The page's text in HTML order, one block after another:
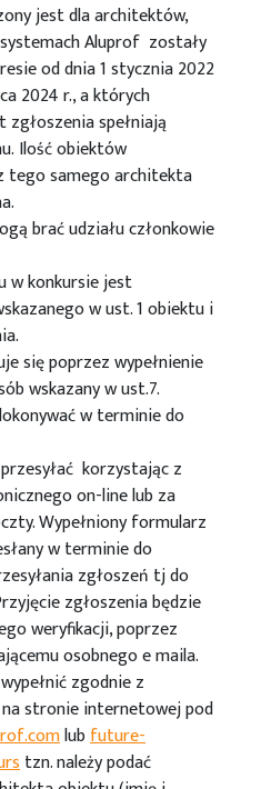
jest dla architektów,
Aluprof zostały
od dnia 1 stycznia 2022
2024 r., a których
spełniają
Ilość obiektów
tego samego architekta
brać udziału członkowie
w konkursie jest
w ust. 1 obiektu i
się poprzez wypełnienie
wskazany w ust.7.
w terminie do
korzystając z
on-line lub za
Wypełniony formularz
w terminie do
zgłoszeń tj do
zgłoszenia będzie
weryfikacji, poprzez
osobnego e maila.
zgodnie z
stronie internetowej pod
lubfuture-
tzn. należy podać